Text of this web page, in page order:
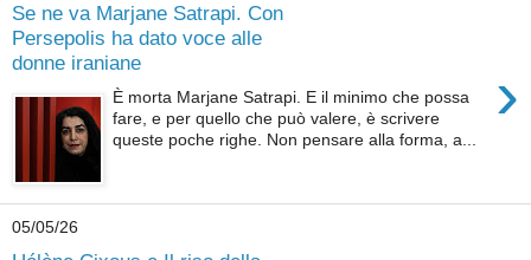
Se ne va Marjane Satrapi. Con
Persepolis ha dato voce alle
donne iraniane
›
È morta Marjane Satrapi. E il minimo che possa
fare, e per quello che può valere, è scrivere
queste poche righe. Non pensare alla forma, a...
05/05/26